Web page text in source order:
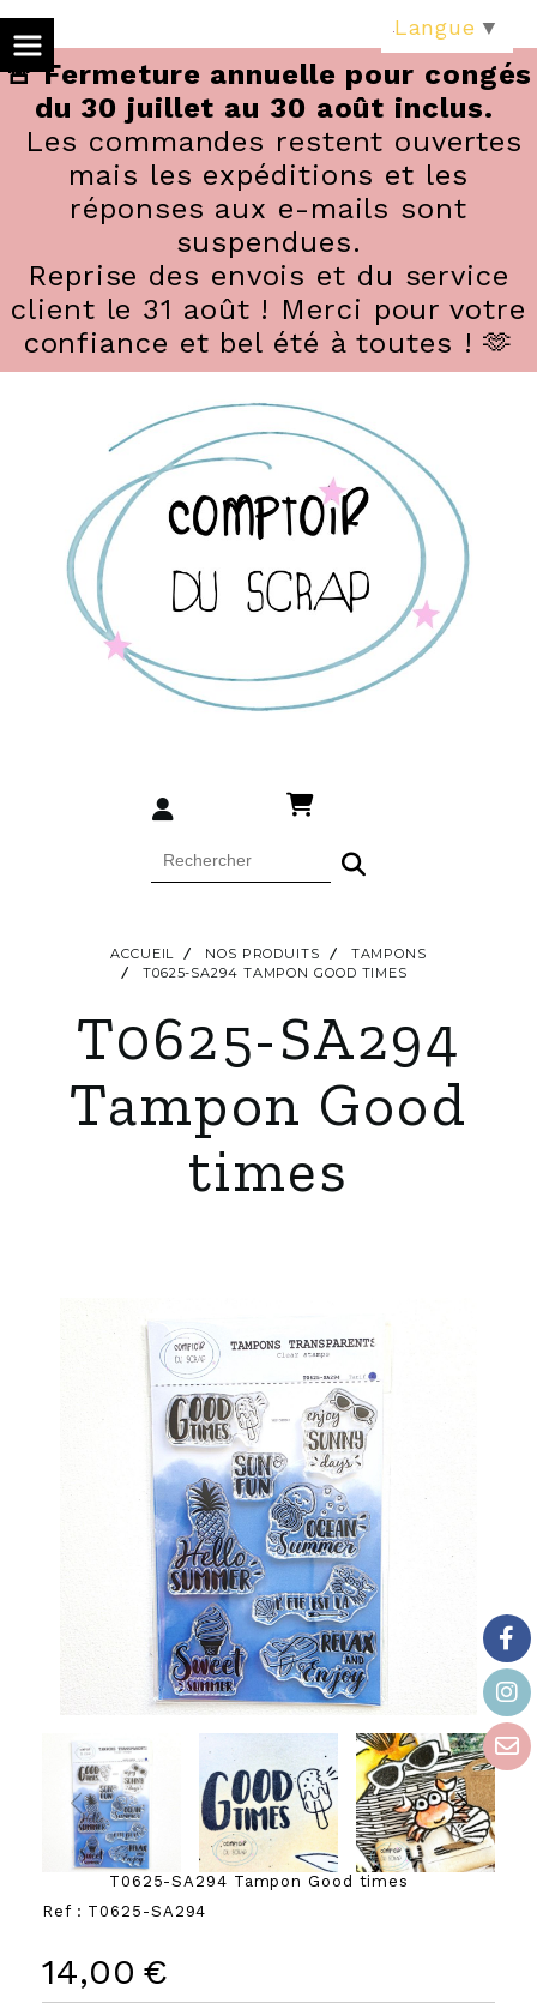
🚨 Fermeture annuelle pour congés
du 30 juillet au 30 août inclus.
Les commandes restent ouvertes
mais les expéditions et les
réponses aux e-mails sont
suspendues.
Reprise des envois et du service
client le 31 août ! Merci pour votre
confiance et bel été à toutes ! 🫶
ACCUEIL NOS PRODUITS
TAMPONS
T0625-SA294 TAMPON GOOD TIMES
T0625-SA294
Tampon Good
times
T0625-SA294 Tampon Good times
Ref : T0625-SA294
14,00 €
Langue ▼